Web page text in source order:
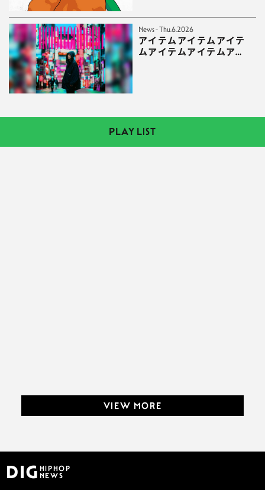
News - Thu.6.2026
アイテムアイテムアイテ
ムアイテムアイテムアイ
PLAY LIST
VIEW MORE
DIG HIPHOP
NEWS